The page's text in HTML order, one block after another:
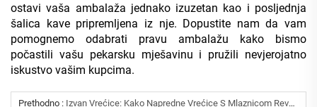
ostavi vaša ambalaža jednako izuzetan kao i posljednja
šalica kave pripremljena iz nje. Dopustite nam da vam
pomognemo odabrati pravu ambalažu kako bismo
počastili vašu pekarsku mješavinu i pružili nevjerojatno
iskustvo vašim kupcima.
Prethodno : Izvan Vrećice: Kako Napredne Vrećice S Mlaznicom Revolucioniziraju Pakiranje Tekućina I Prašaka